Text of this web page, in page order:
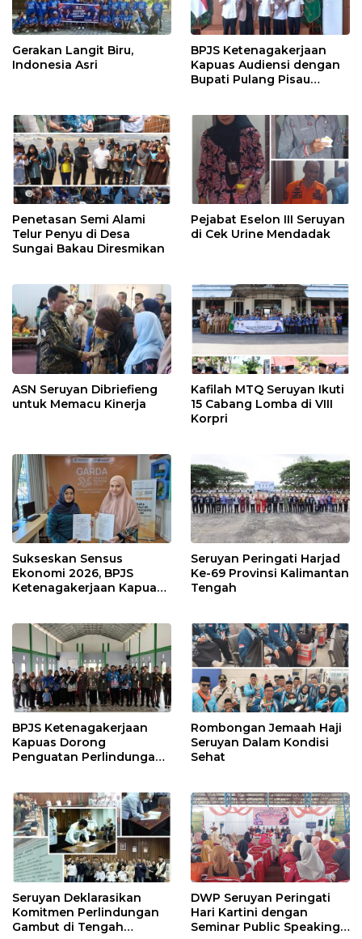
Gerakan Langit Biru,
Indonesia Asri
BPJS Ketenagakerjaan
Kapuas Audiensi dengan
Bupati Pulang Pisau
Pekerja Rentan
Penetasan Semi Alami
Telur Penyu di Desa
Sungai Bakau Diresmikan
Pejabat Eselon III Seruyan
di Cek Urine Mendadak
ASN Seruyan Dibriefieng
untuk Memacu Kinerja
Kafilah MTQ Seruyan Ikuti
15 Cabang Lomba di VIII
Korpri
Sukseskan Sensus
Ekonomi 2026, BPJS
Ketenagakerjaan Kapuas
Seruyan Peringati Harjad
Ke-69 Provinsi Kalimantan
Tengah
BPJS Ketenagakerjaan
Kapuas Dorong
Penguatan Perlindungan
Rombongan Jemaah Haji
Seruyan Dalam Kondisi
Sehat
Seruyan Deklarasikan
Komitmen Perlindungan
Gambut di Tengah
DWP Seruyan Peringati
Hari Kartini dengan
Seminar Public Speaking